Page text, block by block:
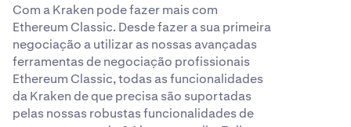
Com a Kraken pode fazer mais com
Ethereum Classic. Desde fazer a sua primeira
negociação a utilizar as nossas avançadas
ferramentas de negociação profissionais
Ethereum Classic, todas as funcionalidades
da Kraken de que precisa são suportadas
pelas nossas robustas funcionalidades de